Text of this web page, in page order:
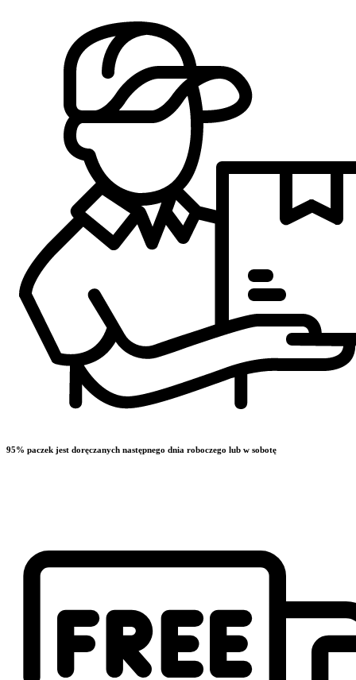
95% paczek jest doręczanych następnego dnia roboczego lub w sobotę